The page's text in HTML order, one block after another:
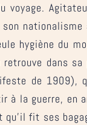
voyage.
nationalisme
hygiène du
dans sa
de 1909),
à la guerre, en
qu’il fit ses